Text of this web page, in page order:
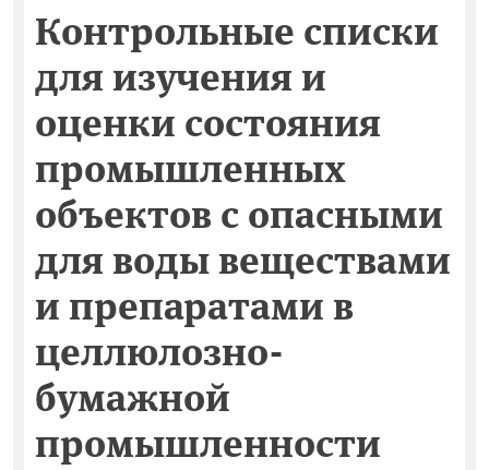
Контрольные списки
для изучения и
оценки состояния
промышленных
объектов c опасными
для воды веществами
и препаратами в
целлюлозно-
бумажной
промышленности